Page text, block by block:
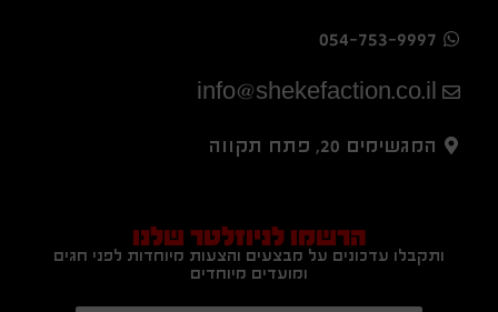
054-753-9997
info@shekefaction.co.il
המגשימים 20, פתח תקווה
הרשמו לניוזלטר שלנו
ותקבלו עדכונים על מבצעים והצעות מיוחדות לפני חגים
ומועדים מיוחדים